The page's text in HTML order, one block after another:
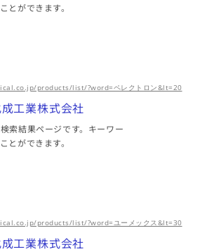
とができます。
products/list/?word=ペレクトロン&lt=20
工業株式会社
索結果ページです。キーワー
とができます。
products/list/?word=ユーメックス&lt=30
工業株式会社